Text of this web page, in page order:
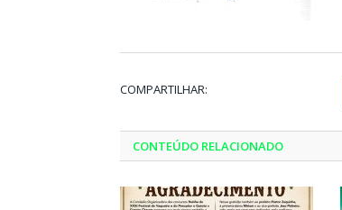
COMPARTILHAR:
CONTEÚDO RELACIONADO